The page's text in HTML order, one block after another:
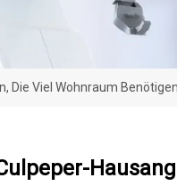
Die Viel Wohnraum Benötigen